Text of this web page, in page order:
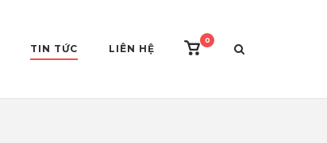
TIN TỨC LIÊN HỆ
View
0